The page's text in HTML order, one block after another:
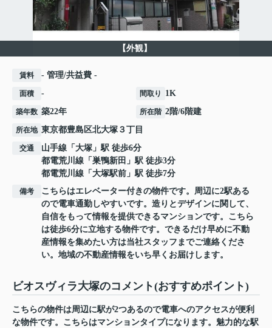
【外観】
賃料 - 管理/共益費 -
面積 - 間取り 1K
築年数 築22年 所在階 2階/6階建
所在地 東京都豊島区北大塚 ３丁目
交通 山手線 「 大塚 」駅 徒歩6分
都電荒川線 「 巣鴨新田 」駅 徒歩3分
都電荒川線 「 大塚駅前 」駅 徒歩7分
備考
こちらはエレベーター付きの物件です。周辺に2駅ある
ので電車通勤しやすいです。造りとデザインに関して、
自信をもって情報を提供できるマンションです。こちら
は徒歩6分に立地する物件です。できるだけ早めに不動
産情報を集めたい方は当社スタッフまでご連絡くださ
い。地域の不動産情報をいち早くお届けします。
ビオスヴィラ大塚のコメント(おすすめポイント)
こちらの物件は周辺に駅が2つあるので電車へのアクセスが便利
な物件です。こちらはマンションタイプになります。魅力的な駅